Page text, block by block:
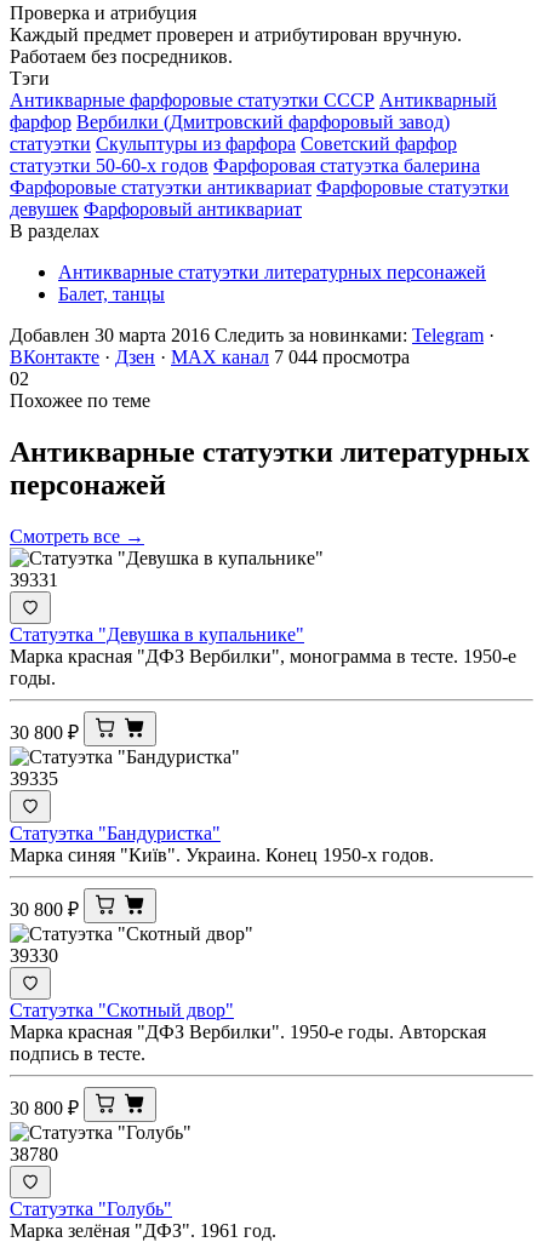
Проверка и атрибуция
Каждый предмет проверен и атрибутирован вручную.
Работаем без посредников.
Тэги
Антикварные фарфоровые статуэтки СССР Антикварный
фарфор Вербилки (Дмитровский фарфоровый завод)
статуэтки Скульптуры из фарфора Советский фарфор
статуэтки 50-60-х годов Фарфоровая статуэтка балерина
Фарфоровые статуэтки антиквариат Фарфоровые статуэтки
девушек Фарфоровый антиквариат
В разделах
Антикварные статуэтки литературных персонажей
Балет, танцы
Добавлен 30 марта 2016 Следить за новинками: Telegram ·
ВКонтакте · Дзен · MAX канал 7 044 просмотра
02
Похожее по теме
Антикварные статуэтки литературных
персонажей
Смотреть все →
39331
Статуэтка "Девушка в купальнике"
Марка красная "ДФЗ Вербилки", монограмма в тесте. 1950-е
годы.
30 800 ₽
39335
Статуэтка "Бандуристка"
Марка синяя "Киïв". Украина. Конец 1950-х годов.
30 800 ₽
39330
Статуэтка "Скотный двор"
Марка красная "ДФЗ Вербилки". 1950-е годы. Авторская
подпись в тесте.
30 800 ₽
38780
Статуэтка "Голубь"
Марка зелёная "ДФЗ". 1961 год.